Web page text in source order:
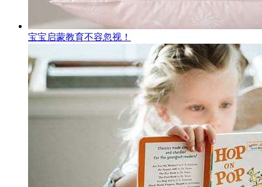
宝宝启蒙教育不容忽视！